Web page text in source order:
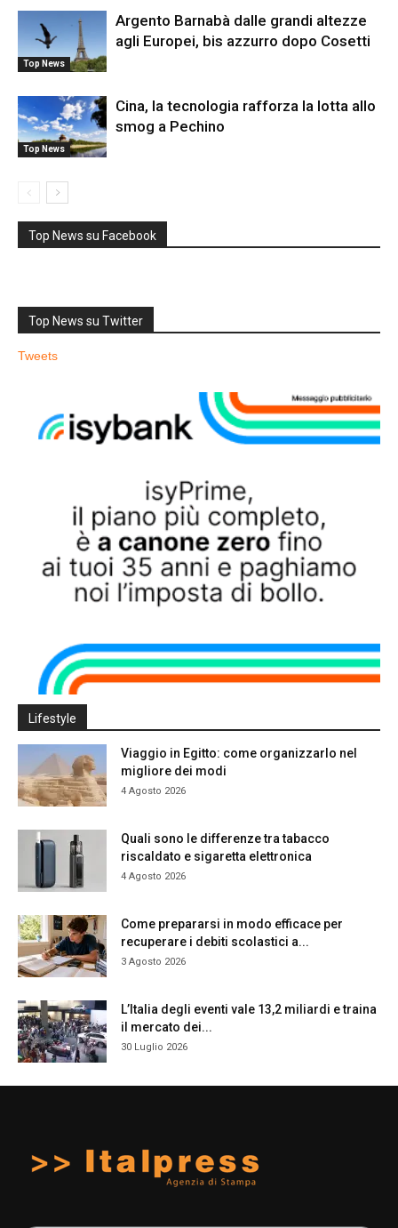
Top News
Argento Barnabà dalle grandi altezze
agli Europei, bis azzurro dopo Cosetti
Top News
Cina, la tecnologia rafforza la lotta allo
smog a Pechino
Top News su Facebook
Top News su Twitter
Tweets
Lifestyle
Viaggio in Egitto: come organizzarlo nel
migliore dei modi
4 Agosto 2026
Quali sono le differenze tra tabacco
riscaldato e sigaretta elettronica
4 Agosto 2026
Come prepararsi in modo efficace per
recuperare i debiti scolastici a...
3 Agosto 2026
L’Italia degli eventi vale 13,2 miliardi e traina
il mercato dei...
30 Luglio 2026